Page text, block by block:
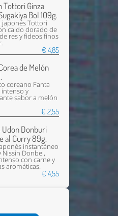
Tottori Ginza
Bol 109g.
japonés Tottori
caldo dorado de
res y fideos finos
€ 4,85
de Melón
coreano Fanta
y
sabor a melón
€ 2,55
Udon Donburi
al Curry 89g.
instantáneo
Nissin Donbei,
con carne y
aromáticas.
€ 4,55